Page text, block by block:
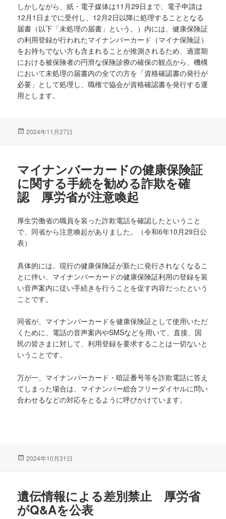
しかしながら、紙・電子媒体は11月29日まで、電子申請は
12月1日までに受付し、12月2日以降に処理することとなる
届書（以下「未処理の届書」という。）内には、健康保険証
の利用登録が行われたマイナンバーカード（マイナ保険証）
をお持ちでない方も含まれることが推測されるため、過渡期
における被保険者の円滑な保険診療の確保の観点から、機構
において未処理の届書内の全ての方を「資格確認書の発行が
必要」として処理し、職権で協会が資格確認書を発行する運
用とします。
投
2024年11月27日
マイナンバーカードの健康保険証
に関する手続を勧める詐欺を確
認 厚労省が注意喚起
厚生労働省の職員を装った詐欺電話を確認したということ
で、同省から注意喚起がありました。（令和6年10月29日公
表）
具体的には、現行の健康保険証が新たに発行されなくなるこ
とに伴い、マイナンバーカードの健康保険証利用の登録を装
い音声案内に従い手続きを行うことを促す内容だったという
ことです。
同省が、マイナンバーカードを健康保険証として使用いただ
くために、電話の音声案内やSMSなどを用いて、直接、国
民の皆さまに対して、利用登録を要求することは一切ないと
いうことです。
万が一、マイナンバーカード・暗証番号等を詐欺電話に答え
てしまった場合は、マイナンバー総合フリーダイヤルに問い
合わせるなどの対応をとるように呼びかけています。
投
2024年10月31日
遺伝情報による差別禁止 厚労省
がQ&Aを公表